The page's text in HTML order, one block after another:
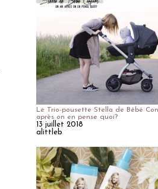
Le Trio-pousette Stella de Bébé
après on en pense quoi?
13 juillet 2018
alittleb